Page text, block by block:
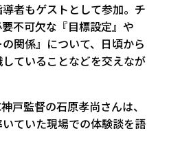
者もゲストとして参加。チ
不可欠な『目標設定』や
関係』について、日頃から
ていることなどを交えなが
戸監督の石原孝尚さんは、
ていた現場での体験談を語